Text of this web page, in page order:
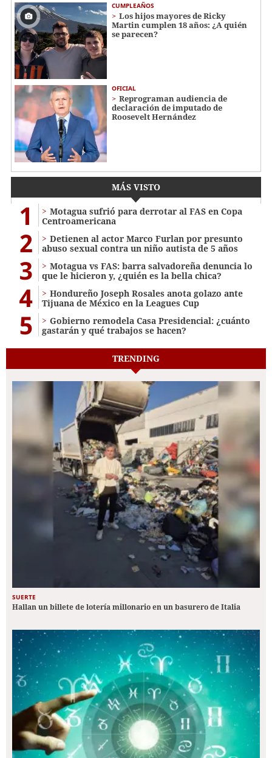
CUMPLEAÑOS
Los hijos mayores de Ricky
Martin cumplen 18 años: ¿A quién
se parecen?
OFICIAL
Reprograman audiencia de
declaración de imputado de
Roosevelt Hernández
MÁS VISTO
1
Motagua sufrió para derrotar al FAS en Copa
Centroamericana
2
Detienen al actor Marco Furlan por presunto
abuso sexual contra un niño autista de 5 años
3
Motagua vs FAS: barra salvadoreña denuncia lo
que le hicieron y, ¿quién es la bella chica?
4
Hondureño Joseph Rosales anota golazo ante
Tijuana de México en la Leagues Cup
5
Gobierno remodela Casa Presidencial: ¿cuánto
gastarán y qué trabajos se hacen?
TRENDING
SUERTE
Hallan un billete de lotería millonario en un basurero de Italia